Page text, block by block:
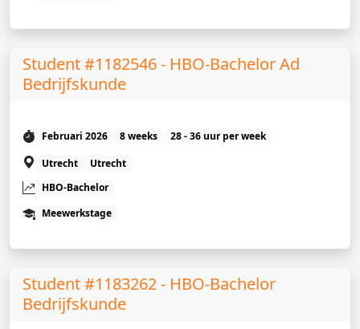
Student #1182546 - HBO-Bachelor Ad
Bedrijfskunde
Februari 2026 8 weeks
28 - 36 uur per week
Utrecht
Utrecht
HBO-Bachelor
Meewerkstage
Student #1183262 - HBO-Bachelor
Bedrijfskunde